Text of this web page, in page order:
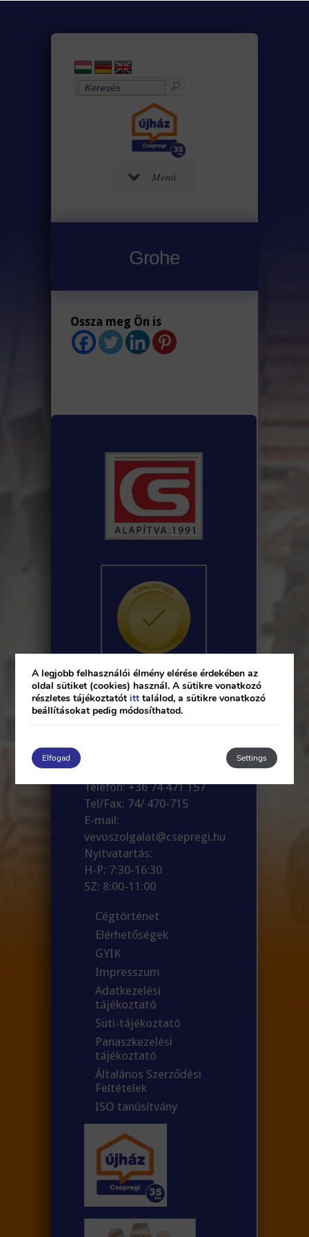
Menü
Grohe
Ossza meg Ön is
Csepregi és Társa Kft.
Telefon: +36 74 471 157
Tel/Fax: 74/ 470-715
E-mail:
vevoszolgalat@csepregi.hu
Nyitvatartás:
H-P: 7:30-16:30
SZ: 8:00-11:00
Cégtörténet
Elérhetőségek
GYIK
Impresszum
Adatkezelési
tájékoztató
Süti-tájékoztató
Panaszkezelési
tájékoztató
Általános Szerződési
Feltételek
ISO tanúsítvány
A legjobb felhasználói élmény elérése érdekében az
oldal sütiket (cookies) használ. A sütikre vonatkozó
részletes tájékoztatótitt találod, a sütikre vonatkozó
beállításokat pedig módosíthatod.
Elfogad Settings